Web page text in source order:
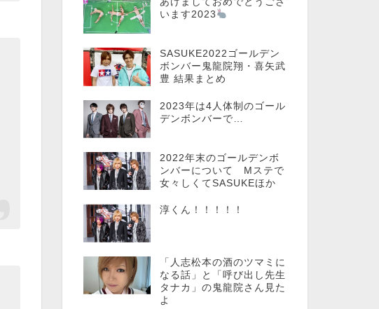
います2023
SASUKE2022ゴールデン
ボンバー鬼龍院翔・喜矢武
豊 結果まとめ
2023年は4人体制のゴール
デンボンバーで…
2022年末のゴールデンボ
ンバーについて Mステで
女々しくてSASUKEほか
淳くん！！！！！
「人志松本の酒のツマミに
なる話」と「呼び出し先生
タナカ」の鬼龍院さん見た
よ